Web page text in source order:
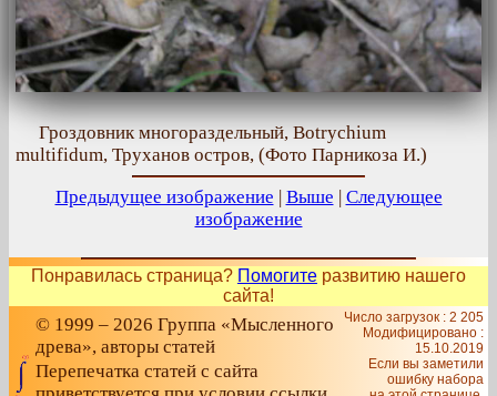
Гроздовник многораздельный, Botrychium
multifidum, Труханов остров, (Фото Парникоза И.)
Предыдущее изображение | Выше | Следующее
изображение
Понравилась страница? Помогите развитию нашего
сайта!
© 1999 – 2026 Группа «Мысленного
древа», авторы статей
Перепечатка статей с сайта
Число загрузок : 2 205
Модифицировано :
15.10.2019
Если вы заметили
ошибку набора